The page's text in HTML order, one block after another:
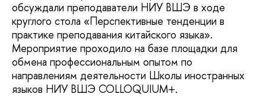
обсуждали преподаватели НИУ ВШЭ в ходе
круглого стола «Перспективные тенденции в
практике преподавания китайского языка».
Мероприятие проходило на базе площадки для
обмена профессиональным опытом по
направлениям деятельности Школы иностранных
языков НИУ ВШЭ COLLOQUIUM+.